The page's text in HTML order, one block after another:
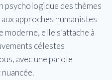
psychologique des thèmes
approches humanistes
moderne, elle s’attache à
célestes
avec une parole